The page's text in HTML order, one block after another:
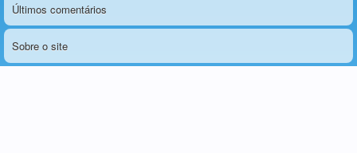
Últimos comentários
Sobre o site